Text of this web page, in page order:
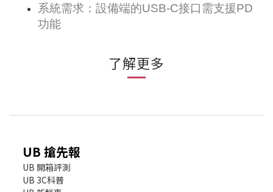
系統需求：設備端的USB-C接口需支援PD
功能
了解更多
UB 搶先報
UB 開箱評測
UB 3C科普